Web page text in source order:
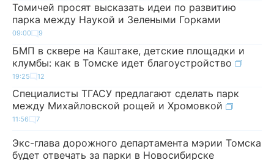
Томичей просят высказать идеи по развитию
парка между Наукой и Зелеными Горками
09:00 9
БМП в сквере на Каштаке, детские площадки и
клумбы: как в Томске идет благоустройство
19:25 12
Специалисты ТГАСУ предлагают сделать парк
между Михайловской рощей и Хромовкой
11:56 7
Экс-глава дорожного департамента мэрии Томска
будет отвечать за парки в Новосибирске